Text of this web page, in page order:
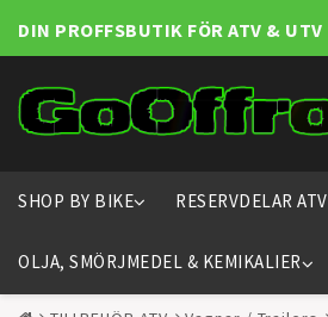
DIN PROFFSBUTIK FÖR ATV & UTV
SHOP BY BIKE RESERVDELAR ATV
OLJA, SMÖRJMEDEL & KEMIKALIER